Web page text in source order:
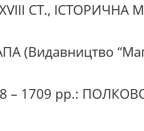
СТ., ІСТОРИЧНА
(Видавництво
1709 рр.: